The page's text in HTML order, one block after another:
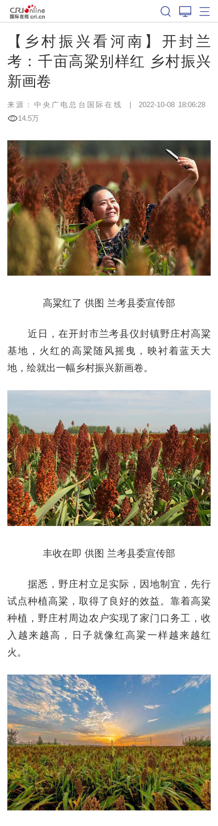
【乡村振兴看河南】开封兰
考：千亩高粱别样红 乡村振兴
新画卷
来源：中央广电总台国际在线 | 2022-10-08 18:06:28
14.5万
高粱红了 供图 兰考县委宣传部
近日，在开封市兰考县仪封镇野庄村高粱
基地，火红的高粱随风摇曳，映衬着蓝天大
地，绘就出一幅乡村振兴新画卷。
丰收在即 供图 兰考县委宣传部
据悉，野庄村立足实际，因地制宜，先行
试点种植高粱，取得了良好的效益。靠着高粱
种植，野庄村周边农户实现了家门口务工，收
入越来越高，日子就像红高粱一样越来越红
火。